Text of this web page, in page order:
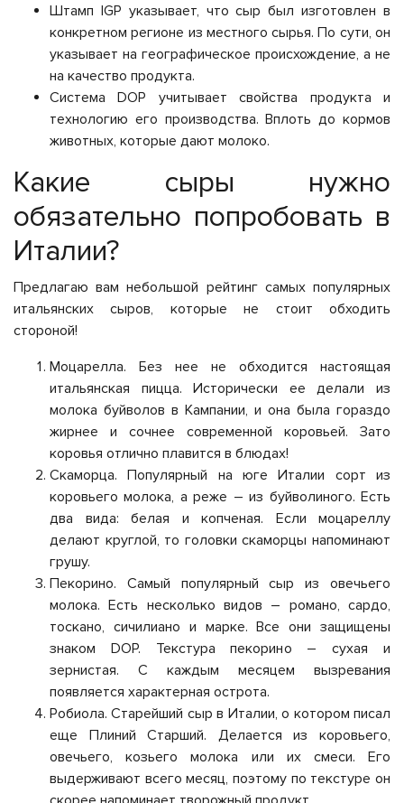
Штамп IGP указывает, что сыр был изготовлен в
конкретном регионе из местного сырья. По сути, он
указывает на географическое происхождение, а не
на качество продукта.
Система DOP учитывает свойства продукта и
технологию его производства. Вплоть до кормов
животных, которые дают молоко.
Какие сыры нужно
обязательно попробовать в
Италии?
Предлагаю вам небольшой рейтинг самых популярных
итальянских сыров, которые не стоит обходить
стороной!
Моцарелла. Без нее не обходится настоящая
итальянская пицца. Исторически ее делали из
молока буйволов в Кампании, и она была гораздо
жирнее и сочнее современной коровьей. Зато
коровья отлично плавится в блюдах!
Скаморца. Популярный на юге Италии сорт из
коровьего молока, а реже – из буйволиного. Есть
два вида: белая и копченая. Если моцареллу
делают круглой, то головки скаморцы напоминают
грушу.
Пекорино. Самый популярный сыр из овечьего
молока. Есть несколько видов – романо, сардо,
тоскано, сичилиано и марке. Все они защищены
знаком DOP. Текстура пекорино – сухая и
зернистая. С каждым месяцем вызревания
появляется характерная острота.
Робиола. Старейший сыр в Италии, о котором писал
еще Плиний Старший. Делается из коровьего,
овечьего, козьего молока или их смеси. Его
выдерживают всего месяц, поэтому по текстуре он